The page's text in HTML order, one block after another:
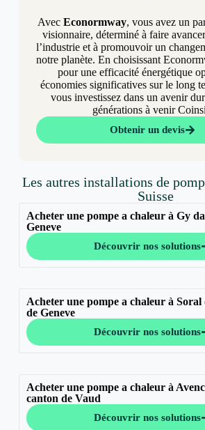
AvecEconormway, vous avez un
visionnaire, déterminé à faire
l’industrie et à promouvoir un
notre planète. En choisissant
pour une efficacité énergétique
économies significatives sur le long
vous investissez dans un avenir
générations à venir
Obtenir un devis
Les autres installations de
Suisse
Acheter une pompe a chaleur à Gy
Geneve
Découvrir nos solutions
Acheter une pompe a chaleur à Soral
de Geneve
Découvrir nos solutions
Acheter une pompe a chaleur à
canton de Vaud
Découvrir nos solutions